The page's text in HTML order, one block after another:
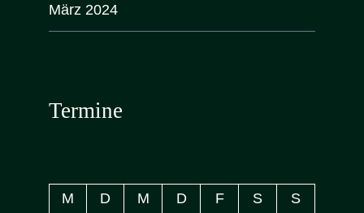
März 2024
Termine
M D M D F S
S